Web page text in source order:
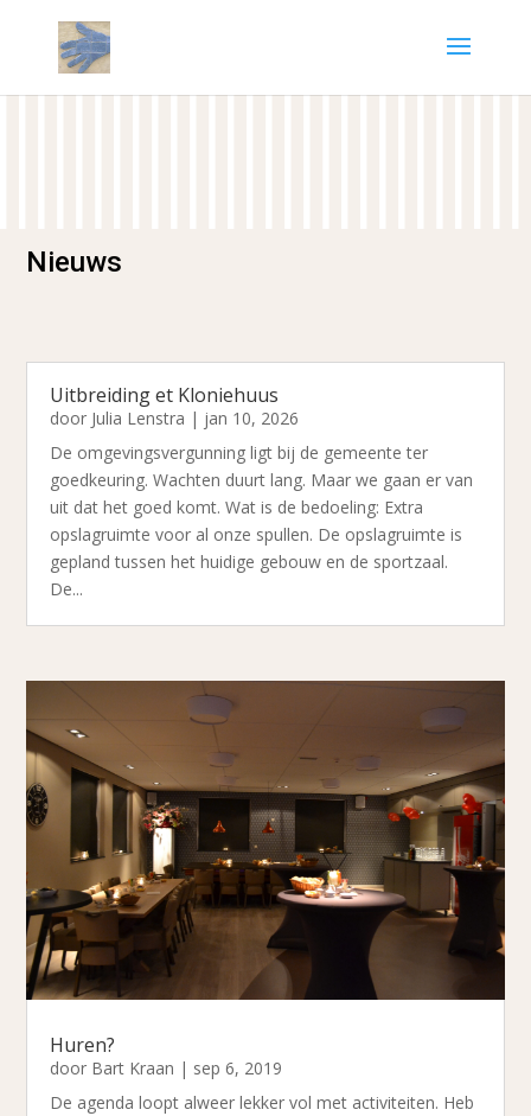
Nieuws
Uitbreiding et Kloniehuus
door Julia Lenstra | jan 10, 2026
De omgevingsvergunning ligt bij de gemeente ter
goedkeuring. Wachten duurt lang. Maar we gaan er van
uit dat het goed komt. Wat is de bedoeling: Extra
opslagruimte voor al onze spullen. De opslagruimte is
gepland tussen het huidige gebouw en de sportzaal.
De...
Huren?
door Bart Kraan | sep 6, 2019
De agenda loopt alweer lekker vol met activiteiten. Heb